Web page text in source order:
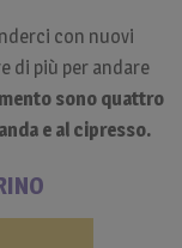
con nuovi
di più per andare
sono quattro
e al cipresso.